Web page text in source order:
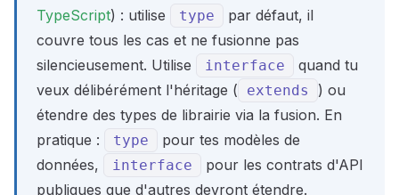
TypeScript) : utilise type
par défaut, il
couvre tous les cas et ne fusionne pas
silencieusement. Utilise
interface
quand tu
veux délibérément l'héritage (
extends
) ou
étendre des types de librairie via la fusion. En
pratique :
type
pour tes modèles de
données,
interface
pour les contrats d'API
publiques que d'autres devront étendre.